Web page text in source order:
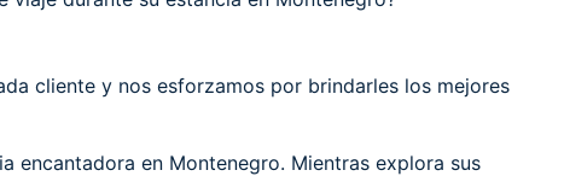
cliente y nos esforzamos por brindarles los mejores
encantadora en Montenegro. Mientras explora sus